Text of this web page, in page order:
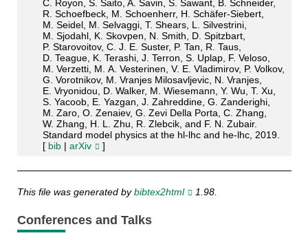
C. Royon, S. Saito, A. Savin, S. Sawant, B. Schneider,
R. Schoefbeck, M. Schoenherr, H. Schäfer-Siebert,
M. Seidel, M. Selvaggi, T. Shears, L. Silvestrini,
M. Sjodahl, K. Skovpen, N. Smith, D. Spitzbart,
P. Starovoitov, C. J. E. Suster, P. Tan, R. Taus,
D. Teague, K. Terashi, J. Terron, S. Uplap, F. Veloso,
M. Verzetti, M. A. Vesterinen, V. E. Vladimirov, P. Volkov,
G. Vorotnikov, M. Vranjes Milosavljevic, N. Vranjes,
E. Vryonidou, D. Walker, M. Wiesemann, Y. Wu, T. Xu,
S. Yacoob, E. Yazgan, J. Zahreddine, G. Zanderighi,
M. Zaro, O. Zenaiev, G. Zevi Della Porta, C. Zhang,
W. Zhang, H. L. Zhu, R. Zlebcik, and F. N. Zubair.
Standard model physics at the hl-lhc and he-lhc, 2019.
[ bib| arXiv ]
This file was generated bybibtex2html 1.98.
Conferences and Talks